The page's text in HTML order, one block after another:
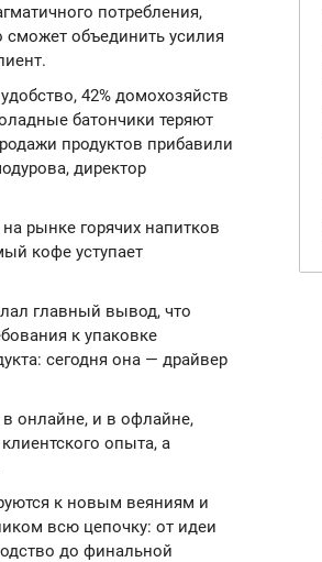
потребления,
сможет объединить усилия
42% домохозяйств
батончики теряют
продуктов прибавили
директор
рынке горячих напитков
кофе уступает
главный вывод, что
к упаковке
сегодня она — драйвер
онлайне, и в офлайне,
опыта, а
к новым веяниям и
всю цепочку: от идеи
до финальной